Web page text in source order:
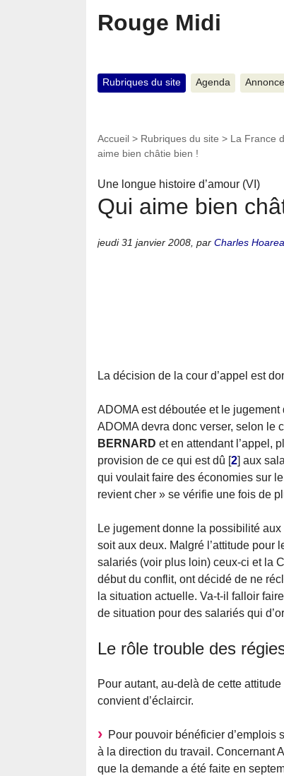
Rouge Midi
Rubriques du site Agenda
Accueil > Rubriques du site > La France
aime bien châtie bien !
Une longue histoire d’amour (VI)
Qui aime bien
jeudi 31 janvier 2008 par Charles
La décision de la cour d’appel est
ADOMA est déboutée et le
ADOMA devra donc verser, selon le
BERNARD et en attendant l’appel,
provision de ce qui est dû [2] aux
qui voulait faire des économies sur
revient cher » se vérifie une fois de
Le jugement donne la possibilité
soit aux deux. Malgré l’attitude pour
salariés (voir plus loin) ceux-ci et la
début du conflit, ont décidé de ne
la situation actuelle. Va-t-il falloir
de situation pour des salariés qui
Le rôle trouble des
Pour autant, au-delà de cette
convient d’éclaircir.
Pour pouvoir bénéficier
à la direction du travail. Concernant
que la demande a été faite en